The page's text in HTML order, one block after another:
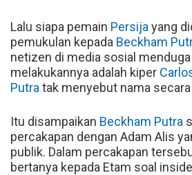
Lalu siapa pemain Persija yang
pemukulan kepada Beckham
netizen di media sosial menduga
melakukannya adalah kiper
Putra tak menyebut nama
Itu disampaikan Beckham Putra
percakapan dengan Adam Alis
publik. Dalam percakapan
bertanya kepada Etam soal